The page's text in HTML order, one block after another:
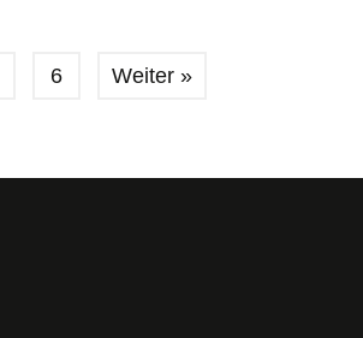
6 Weiter »